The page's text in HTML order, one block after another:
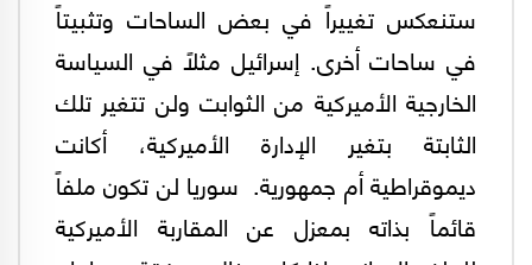
ستنعكس تغييراً في بعض الساحات وتثبيتاً
في ساحات أخرى. إسرائيل مثلاً في السياسة
الخارجية الأميركية من الثوابت ولن تتغير تلك
الثابتة بتغير الإدارة الأميركية، أكانت
ديموقراطية أم جمهورية. سوريا لن تكون ملفاً
قائماً بذاته بمعزل عن المقاربة الأميركية